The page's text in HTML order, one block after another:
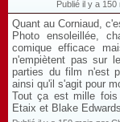
Publié il y a 150
Quant au Corniaud,
Photo ensoleillée,
comique efficace
n'empiètent pas sur
parties du film n'est
ainsi qu'il s'agit pour
Tout ça est mille
Etaix et Blake Edwards.